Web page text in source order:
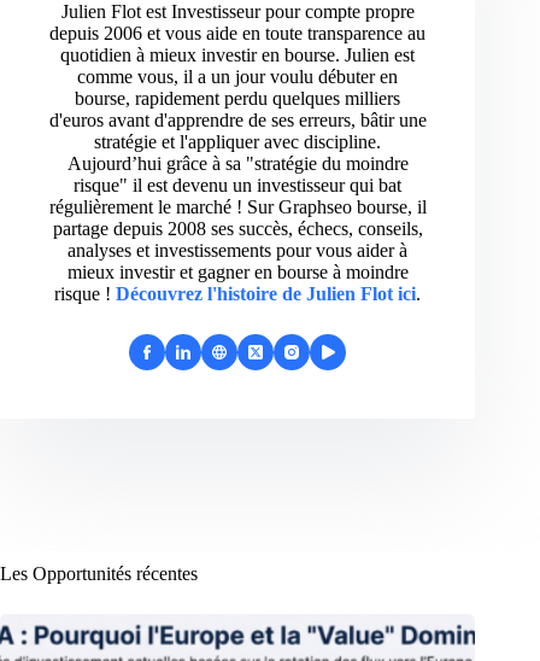
Julien Flot est Investisseur pour compte propre
depuis 2006 et vous aide en toute transparence au
quotidien à mieux investir en bourse. Julien est
comme vous, il a un jour voulu débuter en
bourse, rapidement perdu quelques milliers
d'euros avant d'apprendre de ses erreurs, bâtir une
stratégie et l'appliquer avec discipline.
Aujourd’hui grâce à sa "stratégie du moindre
risque" il est devenu un investisseur qui bat
régulièrement le marché ! Sur Graphseo bourse, il
partage depuis 2008 ses succès, échecs, conseils,
analyses et investissements pour vous aider à
mieux investir et gagner en bourse à moindre
risque ! Découvrez l'histoire de Julien Flot ici.
Les Opportunités récentes